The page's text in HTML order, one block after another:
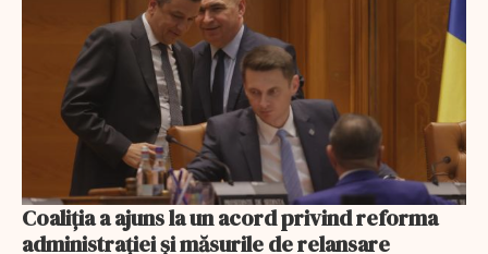
Coaliția a ajuns la un acord privind reforma
administrației și măsurile de relansare